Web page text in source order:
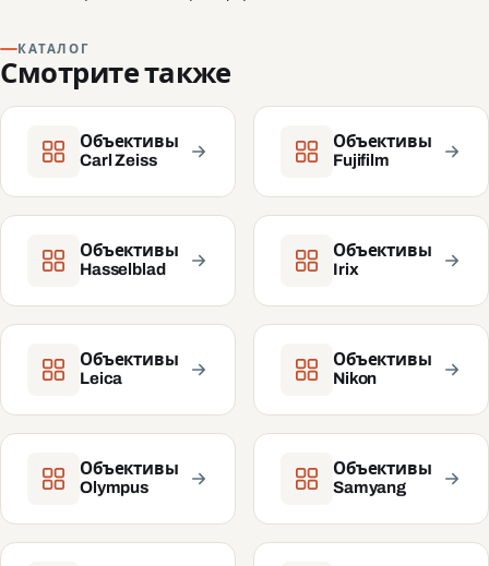
КАТАЛОГ
Смотрите также
Объективы
Carl Zeiss
Объективы
Fujifilm
Объективы
Hasselblad
Объективы
Irix
Объективы
Leica
Объективы
Nikon
Объективы
Olympus
Объективы
Samyang